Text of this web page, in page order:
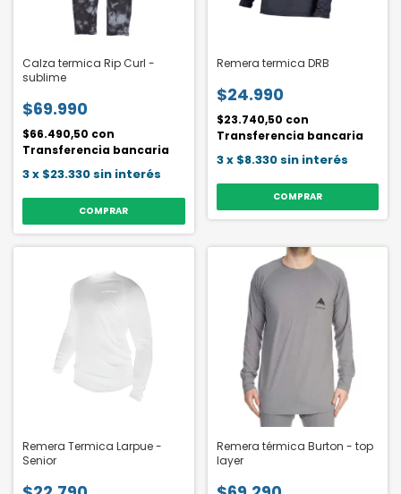
Calza termica Rip Curl -
sublime
$69.990
$66.490,50 con
Transferencia bancaria
3x $23.330 sin interés
COMPRAR
Remera termica DRB
$24.990
$23.740,50 con
Transferencia bancaria
3x $8.330 sin interés
COMPRAR
Remera Termica Larpue -
Senior
Remera térmica Burton - top
layer